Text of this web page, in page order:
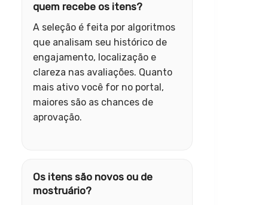
quem recebe os itens?
A seleção é feita por algoritmos
que analisam seu histórico de
engajamento, localização e
clareza nas avaliações. Quanto
mais ativo você for no portal,
maiores são as chances de
aprovação.
Os itens são novos ou de
mostruário?